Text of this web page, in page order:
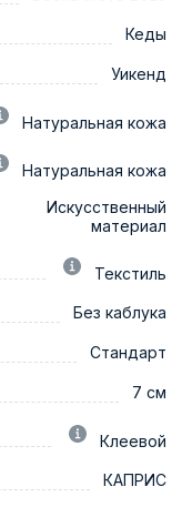
Кеды
Уикенд
Натуральная кожа
Натуральная кожа
Искусственный
материал
Текстиль
Без каблука
Стандарт
7 см
Клеевой
КАПРИС